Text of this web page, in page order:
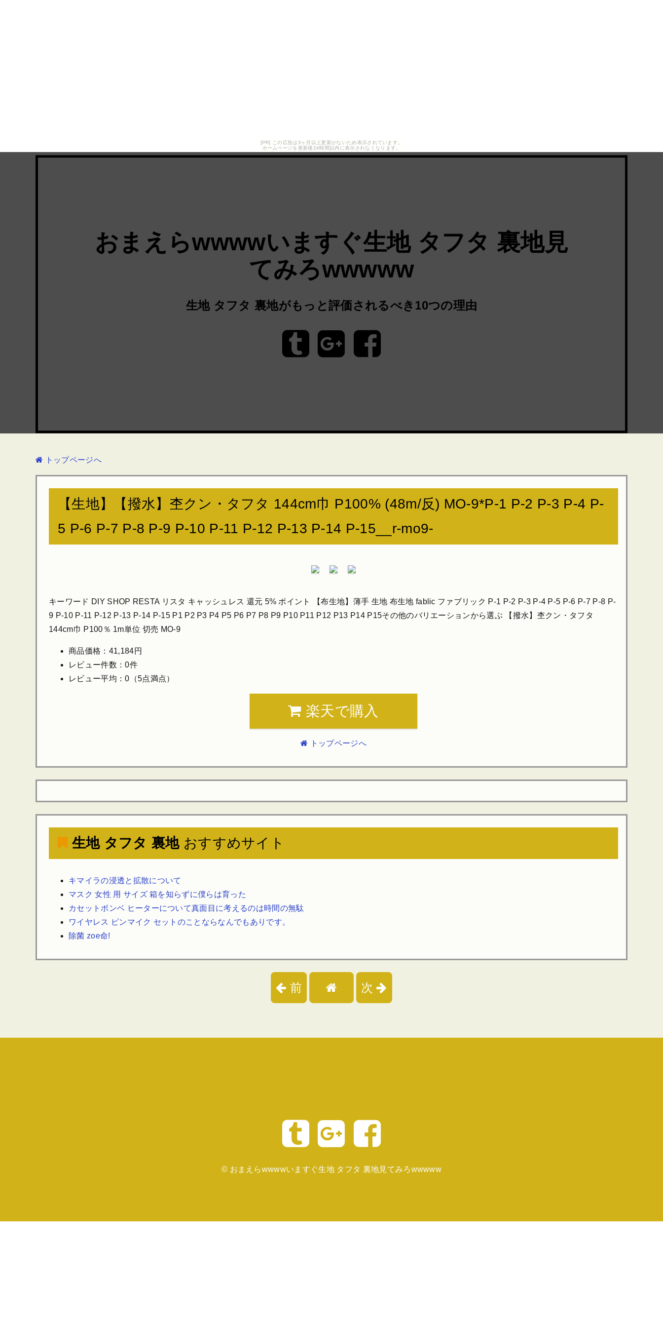
[PR] この広告は3ヶ月以上更新がないため表示されています。
ホームページを更新後24時間以内に表示されなくなります。
おまえらwwwwいますぐ生地 タフタ 裏地見
てみろwwwww
生地 タフタ 裏地がもっと評価されるべき10つの理由
トップページへ
【生地】【撥水】杢クン・タフタ 144cm巾 P100% (48m/反) MO-9*P-1 P-2 P-3 P-4 P-
5 P-6 P-7 P-8 P-9 P-10 P-11 P-12 P-13 P-14 P-15__r-mo9-
キーワード DIY SHOP RESTA リスタ キャッシュレス 還元 5% ポイント 【布生地】薄手 生地 布生地 fablic ファブリック P-1 P-2 P-3 P-4 P-5 P-6 P-7 P-8 P-
9 P-10 P-11 P-12 P-13 P-14 P-15 P1 P2 P3 P4 P5 P6 P7 P8 P9 P10 P11 P12 P13 P14 P15その他のバリエーションから選ぶ 【撥水】杢クン・タフタ
144cm巾 P100％ 1m単位 切売 MO-9
商品価格：41,184円
レビュー件数：0件
レビュー平均：0（5点満点）
楽天で購入
トップページへ
生地 タフタ 裏地おすすめサイト
キマイラの浸透と拡散について
マスク 女性 用 サイズ 箱を知らずに僕らは育った
カセットボンベ ヒーターについて真面目に考えるのは時間の無駄
ワイヤレス ピンマイク セットのことならなんでもありです。
除菌 zoe命!
前 次
© おまえらwwwwいますぐ生地 タフタ 裏地見てみろwwwww